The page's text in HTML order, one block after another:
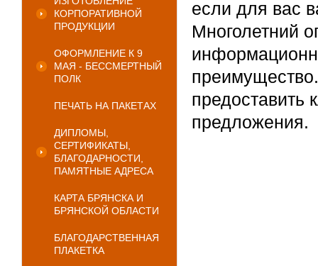
КОРПОРАТИВНОЙ
ПРОДУКЦИИ
ОФОРМЛЕНИЕ К 9
МАЯ - БЕССМЕРТНЫЙ
ПОЛК
ПЕЧАТЬ НА ПАКЕТАХ
ДИПЛОМЫ,
СЕРТИФИКАТЫ,
БЛАГОДАРНОСТИ,
ПАМЯТНЫЕ АДРЕСА
КАРТА БРЯНСКА И
БРЯНСКОЙ ОБЛАСТИ
БЛАГОДАРСТВЕННАЯ
ПЛАКЕТКА
если для вас
Многолетний
предоставить
предложения.